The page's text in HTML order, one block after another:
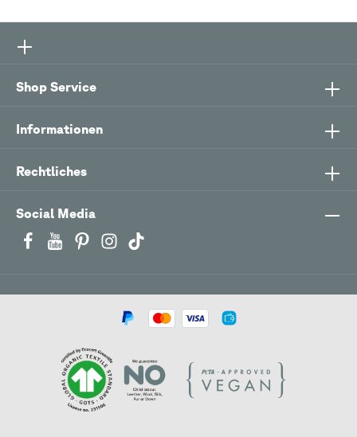
Social Media
Shop Service
Informationen
Rechtliches